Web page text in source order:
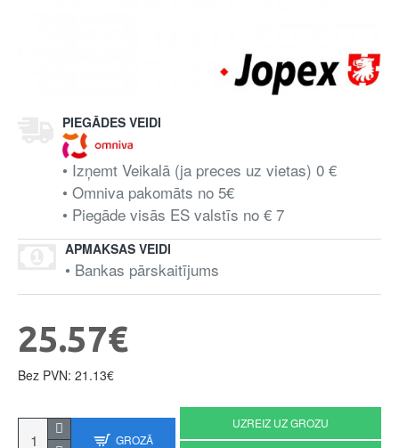
PIEGĀDES VEIDI
• Izņemt Veikalā (ja preces uz vietas) 0 €
• Omniva pakomāts no 5€
• Piegāde visās ES valstīs no € 7
APMAKSAS VEIDI
• Bankas pārskaitījums
25.57€
Bez PVN: 21.13€
GROZĀ
UZREIZ UZ GROZU